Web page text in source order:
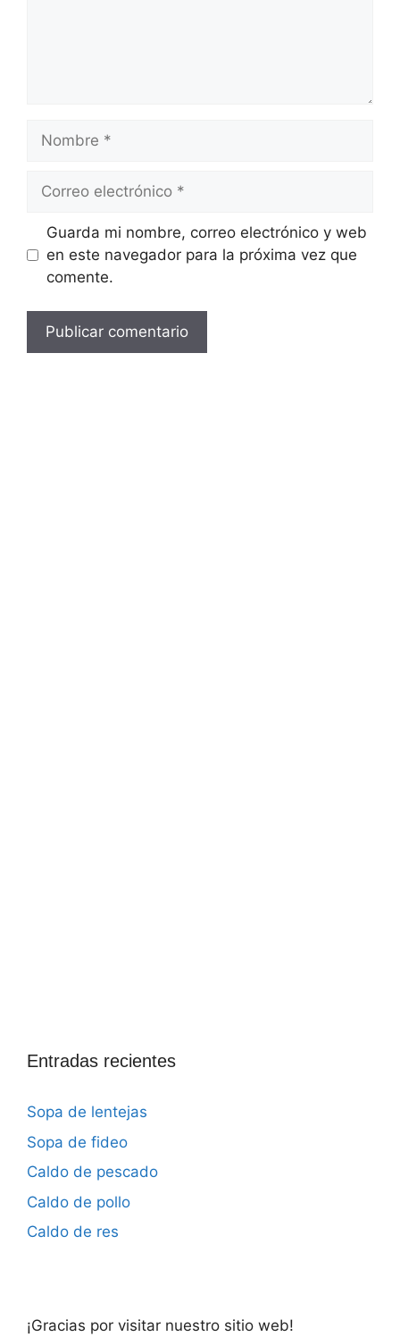
electrónico
Guarda mi nombre, correo electrónico y web
en este navegador para la próxima vez que
comente.
Entradas recientes
Sopa de lentejas
Sopa de fideo
Caldo de pescado
Caldo de pollo
Caldo de res
¡Gracias por visitar nuestro sitio web!